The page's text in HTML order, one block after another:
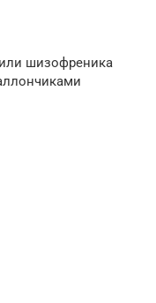
шизофреника